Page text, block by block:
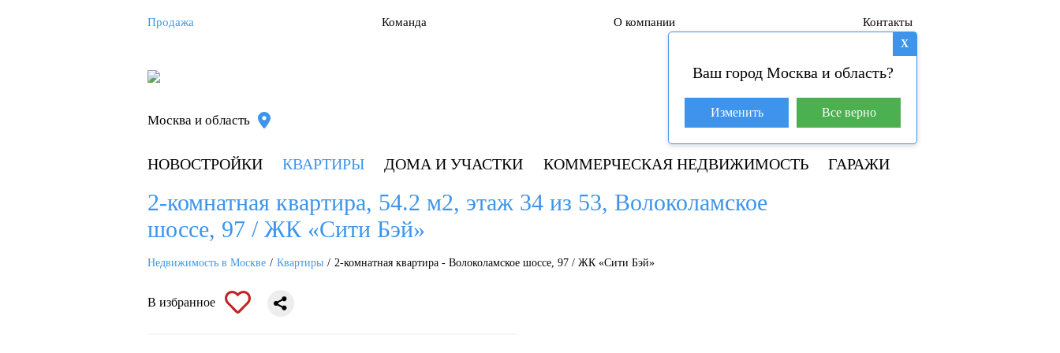
Продажа Команда О компании Контакты
База покупателей (4)
Москва и область +7 929 981-31-01
НОВОСТРОЙКИ КВАРТИРЫ ДОМА И УЧАСТКИ КОММЕРЧЕСКАЯ НЕДВИЖИМОСТЬ ГАРАЖИ
X
Ваш город Москва и область?
Изменить Все верно
2-комнатная квартира, 54.2 м2, этаж 34 из 53, Волоколамское
шоссе, 97 / ЖК «Сити Бэй»
Недвижимость в Москве Квартиры 2-комнатная квартира - Волоколамское шоссе, 97 / ЖК «Сити Бэй»
В избранное